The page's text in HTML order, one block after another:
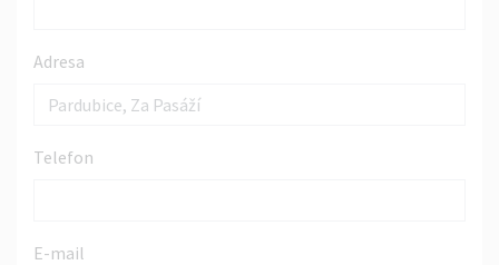
Adresa
Telefon
E-mail